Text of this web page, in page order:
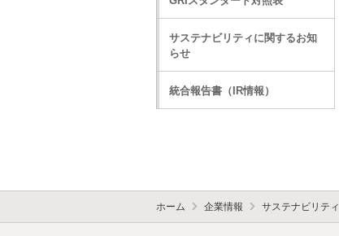
サステナビリティに関するお知
らせ
統合報告書（IR情報）
ホーム 企業情報 サステナビリティ